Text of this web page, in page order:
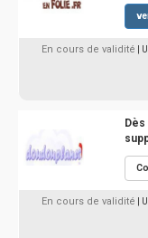
En cours de validité |
En cours de validité |